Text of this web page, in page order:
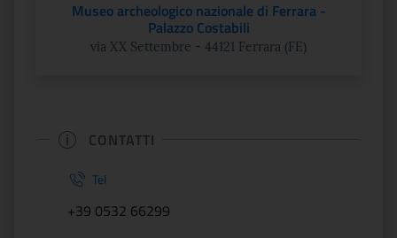
Museo archeologico nazionale di Ferrara -
Palazzo Costabili
via XX Settembre - 44121 Ferrara (FE)
CONTATTI
Tel
+39 0532 66299